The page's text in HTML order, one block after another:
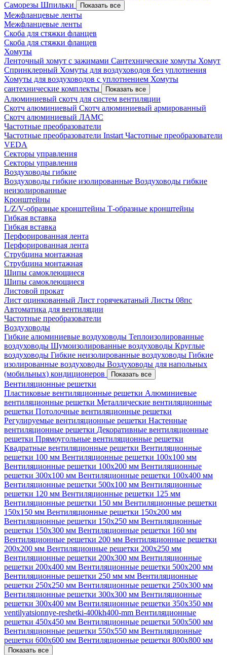
Саморезы Шпильки Показать все
Межфланцевые ленты
Межфланцевые ленты
Скоба для стяжки фланцев
Скоба для стяжки фланцев
Хомуты
Ленточный хомут с зажимами Сантехнические хомуты Хомут
Спринклерный Хомуты для воздуховодов без уплотнения
Хомуты для воздуховодов с уплотнением Хомуты
сантехнические комплекты
Показать все
Алюминиевый скотч для систем вентиляции
Скотч алюминиевый Скотч алюминиевый армированный
Скотч алюминиевый ЛАМС
Частотные преобразователи
Частотные преобразователи Instart Частотные преобразователи
VEDA
Секторы управления
Секторы управления
Воздуховоды гибкие
Воздуховоды гибкие изолированные Воздуховоды гибкие
неизолированные
Кронштейны
L/Z/V-образные кронштейны Т-образные кронштейны
Гибкая вставка
Гибкая вставка
Перфорированная лента
Перфорированная лента
Струбцина монтажная
Струбцина монтажная
Шипы самоклеющиеся
Шипы самоклеющиеся
Листовой прокат
Лист оцинкованный Лист горячекатаный Листы 08пс
Автоматика для вентиляции
Частотные преобразователи
Воздуховоды
Гибкие алюминиевые воздуховоды Теплоизолированные
воздуховоды Шумоизолированные воздуховоды Круглые
воздуховоды Гибкие неизолированные воздуховоды Гибкие
изолированные воздуховоды Воздуховоды для напольных
(мобильных) кондиционеров
Показать все
Вентиляционные решетки
Пластиковые вентиляционные решетки Алюминиевые
вентиляционные решетки Металлические вентиляционные
решетки Потолочные вентиляционные решетки
Регулируемые вентиляционные решетки Настенные
вентиляционные решетки Декоративные вентиляционные
решетки Прямоугольные вентиляционные решетки
Квадратные вентиляционные решетки Вентиляционные
решетки 100 мм Вентиляционные решетки 100х100 мм
Вентиляционные решетки 100х200 мм Вентиляционные
решетки 300х100 мм Вентиляционные решетки 100х400 мм
Вентиляционные решетки 500х100 мм Вентиляционные
решетки 120 мм Вентиляционные решетки 125 мм
Вентиляционные решетки 150 мм Вентиляционные решетки
150х150 мм Вентиляционные решетки 150х200 мм
Вентиляционные решетки 150х250 мм Вентиляционные
решетки 150х300 мм Вентиляционные решетки 160 мм
Вентиляционные решетки 200 мм Вентиляционные решетки
200х200 мм Вентиляционные решетки 200х250 мм
Вентиляционные решетки 200х300 мм Вентиляционные
решетки 200х400 мм Вентиляционные решетки 500х200 мм
Вентиляционные решетки 250 мм мм Вентиляционные
решетки 250х250 мм Вентиляционные решетки 250х300 мм
Вентиляционные решетки 300х300 мм Вентиляционные
решетки 300х400 мм Вентиляционные решетки 350х350 мм
ventilyatsionnye-reshetki-400kh400-mm Вентиляционные
решетки 450х450 мм Вентиляционные решетки 500х500 мм
Вентиляционные решетки 550х550 мм Вентиляционные
решетки 600х600 мм Вентиляционные решетки 800х800 мм
Показать все